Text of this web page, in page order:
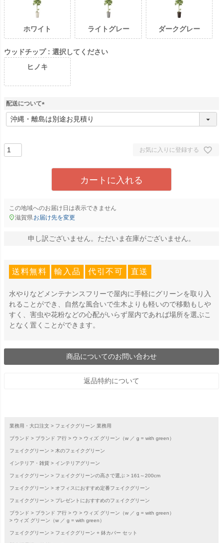
ホワイト ライトグレー ダークグレー
ウッドチップ
選択してください
ヒノキ
配送について
(
必
お気に入りに登録する
カートに入れる
この地域へのお届け日は表示できません
滋賀県お届け先を変更
申し訳ございません。ただいま在庫がございません。
送料無料 輸入品 代引不可 直送
水やりなどメンテナンスフリーで屋内に手軽にグリーンを取り入
れることができ、自然な風合いで生木よりも軽いので移動もしや
すく、害虫や花粉などの心配がいらず屋内であれば場所を選ぶこ
となく置くことができます。
商品についてのお問い合わせ
返品特約について
業務用・大口注文 フェイクグリーン 業務用
ブランド ブランド ア行 ウ ウィズ グリーン（w ／ g = with green）
フェイクグリーン 木のフェイクグリーン
インテリア・雑貨 インテリアグリーン
フェイクグリーン フェイクグリーンの高さで選ぶ 161～200cm
フェイクグリーン オフィスにおすすめ定番フェイクグリーン
フェイクグリーン プレゼントにおすすめのフェイクグリーン
ブランド ブランド ア行 ウ
ウィズ グリーン（w ／ g = with green）
ウィズ グリーン（w ／ g = with green）
フェイクグリーン フェイクグリーン + 鉢カバー セット